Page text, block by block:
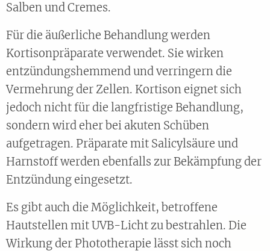
Salben und Cremes.
Für die äußerliche Behandlung werden
Kortisonpräparate verwendet. Sie wirken
entzündungshemmend und verringern die
Vermehrung der Zellen. Kortison eignet sich
jedoch nicht für die langfristige Behandlung,
sondern wird eher bei akuten Schüben
aufgetragen. Präparate mit Salicylsäure und
Harnstoff werden ebenfalls zur Bekämpfung der
Entzündung eingesetzt.
Es gibt auch die Möglichkeit, betroffene
Hautstellen mit UVB-Licht zu bestrahlen. Die
Wirkung der Phototherapie lässt sich noch